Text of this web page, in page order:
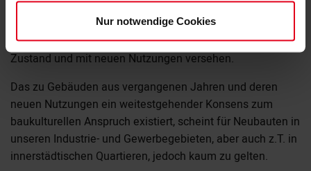
Nur notwendige Cookies
Brandenburg verfügt über eine Fülle an historischen und
häufig unter Denkmalschutz stehenden Industrie- und
Gewerbebauten, viele von ihnen wieder in einem guten
Zustand und mit neuen Nutzungen versehen.
Das zu Gebäuden aus vergangenen Jahren und deren
neuen Nutzungen ein weitestgehender Konsens zum
baukulturellen Anspruch existiert, scheint für Neubauten in
unseren Industrie- und Gewerbegebieten, aber auch z.T. in
innerstädtischen Quartieren, jedoch kaum zu gelten.